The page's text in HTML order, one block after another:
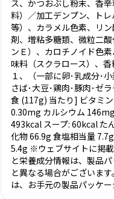
ス、かつおぶし粉末、香
料）／加工デンプン、ト
等）、カラメル色素、リ
剤、増粘多糖類、微粒二
ンＥ）、カロチノイド色
味料（スクラロース）、
１、（一部に卵･乳成分･
さば･大豆･鶏肉･豚肉･ゼ
食 (117g) 当たり] ビタミ
0.30mg カルシウム
493kcal スープ: 60kcal た
化物 66.9g 食塩相当量
5.4g ※ウェブサイトに掲
と栄養成分情報は、製品
と異なる場合がございま
は、お手元の製品パッケ